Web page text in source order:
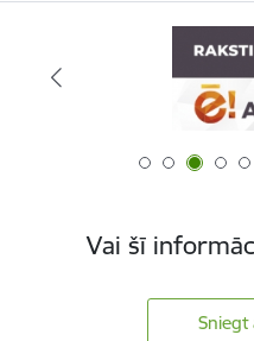
Vai šī
Sniegt